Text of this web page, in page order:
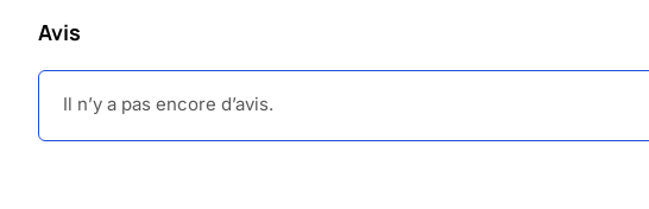
Avis
Il n’y a pas encore d’avis.